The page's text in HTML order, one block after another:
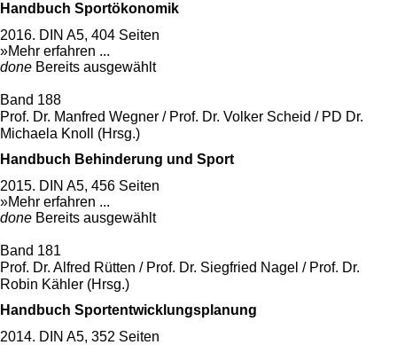
Handbuch Sportökonomik
2016. DIN A5, 404 Seiten
»Mehr erfahren ...
done Bereits ausgewählt
Band 188
Prof. Dr. Manfred Wegner / Prof. Dr. Volker Scheid / PD Dr.
Michaela Knoll (Hrsg.)
Handbuch Behinderung und Sport
2015. DIN A5, 456 Seiten
»Mehr erfahren ...
done Bereits ausgewählt
Band 181
Prof. Dr. Alfred Rütten / Prof. Dr. Siegfried Nagel / Prof. Dr.
Robin Kähler (Hrsg.)
Handbuch Sportentwicklungsplanung
2014. DIN A5, 352 Seiten